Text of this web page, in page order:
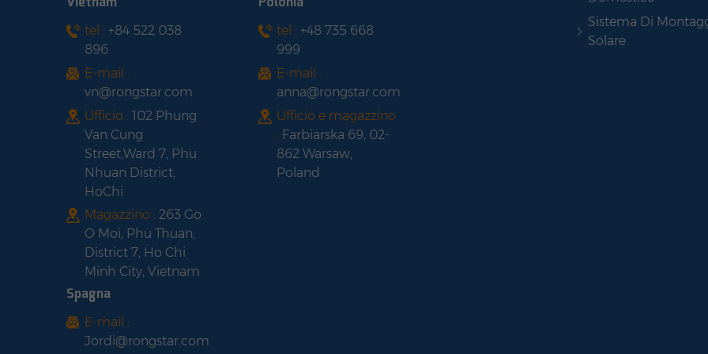
nera
Pannello solare
telaio nero a mezza
cella
tel : +84 522 038
896
E-mail :
vn@rongstar.com
Ufficio : 102 Phung
Van Cung
Street,Ward 7, Phu
Nhuan District,
HoChi
Magazzino : 263 Go
O Moi, Phu Thuan,
District 7, Ho Chi
Minh City, Vietnam
tel :+48 735 668
999
E-mail :
anna@rongstar.com
Ufficio e magazzino
: Farbiarska 69, 02-
862 Warsaw,
Poland
Spagna
E-mail :
Jordi@rongstar.com
Sistema Di
Solare